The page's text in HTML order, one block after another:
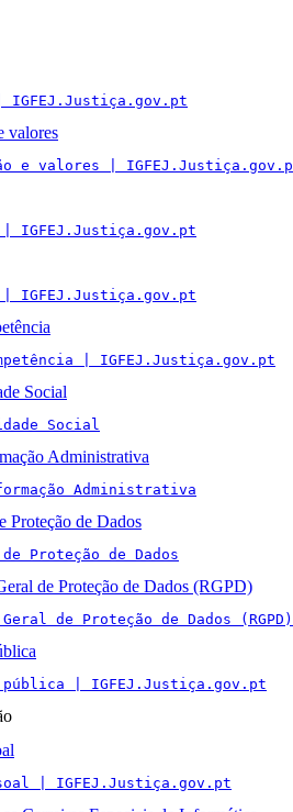
| IGFEJ.Justiça.gov.pt
valores
e valores |
| IGFEJ.Justiça.gov.pt
| IGFEJ.Justiça.gov.pt
| IGFEJ.Justiça.gov.pt
Social
Social
Administrativa
Administrativa
Proteção de Dados
Proteção de Dados
de Proteção de Dados (RGPD)
Geral de Proteção de Dados (RGPD)
pública | IGFEJ.Justiça.gov.pt
| IGFEJ.Justiça.gov.pt